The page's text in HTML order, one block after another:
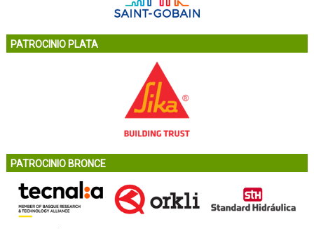
PATROCINIO PLATA
PATROCINIO BRONCE